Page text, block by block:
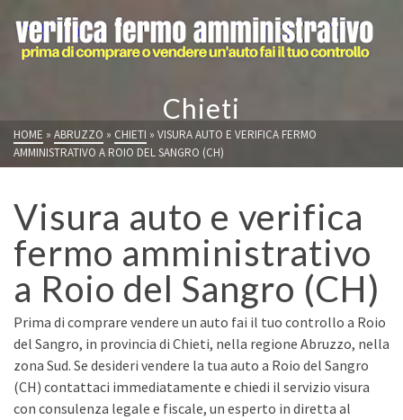
Chieti
HOME » ABRUZZO » CHIETI » VISURA AUTO E VERIFICA FERMO
AMMINISTRATIVO A ROIO DEL SANGRO (CH)
Visura auto e verifica
fermo amministrativo
a Roio del Sangro (CH)
Prima di comprare vendere un auto fai il tuo controllo a Roio
del Sangro, in provincia di Chieti, nella regione Abruzzo, nella
zona Sud. Se desideri vendere la tua auto a Roio del Sangro
(CH) contattaci immediatamente e chiedi il servizio visura
con consulenza legale e fiscale, un esperto in diretta al